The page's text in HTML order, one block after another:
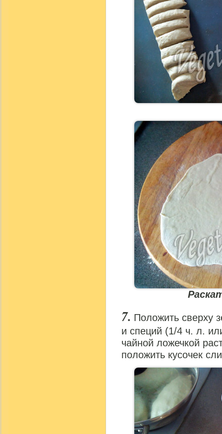
Положить сверху
и специй (1/4 ч. л.
чайной ложечкой
положить кусочек